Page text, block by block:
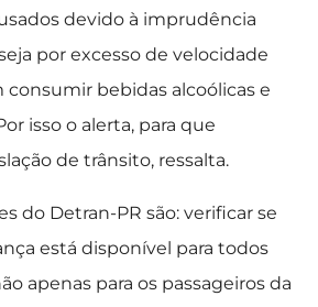
devido à imprudência
por excesso de velocidade
bebidas alcoólicas e
isso o alerta, para que
de trânsito, ressalta.
do Detran-PR são: verificar se
está disponível para todos
apenas para os passageiros da